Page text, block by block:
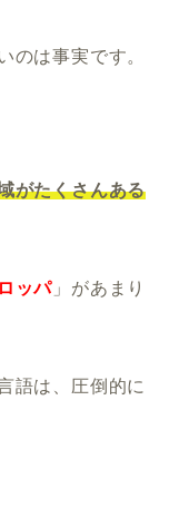
のは事実です。
がたくさんある
ッパ 」があまり
語は、圧倒的に